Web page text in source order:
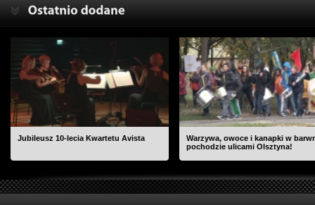
Jubileusz 10-lecia Kwartetu Avista
Warzywa, owoce i kanapki w
pochodzie ulicami Olsztyna!